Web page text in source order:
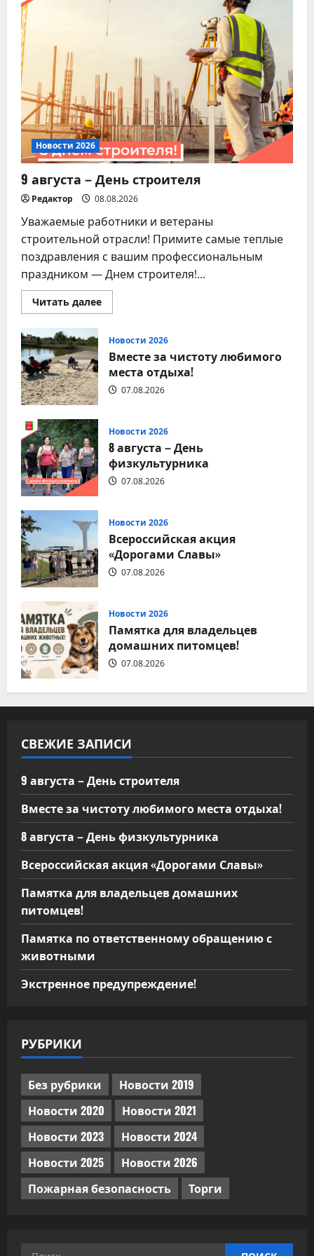
Памятка для владельцев
домашних питомцев!
07.08.2026
Новости 2026
9 августа – День строителя
Редактор 08.08.2026
Уважаемые работники и ветераны
строительной отрасли! Примите самые теплые
поздравления с вашим профессиональным
праздником — Днем строителя!...
Читать далееПрочитать
больше
августа
День
строителя
Новости 2026
Вместе за чистоту любимого
места отдыха!
07.08.2026
Новости 2026
8 августа – День
физкультурника
07.08.2026
Новости 2026
Всероссийская акция
«Дорогами Славы»
07.08.2026
Новости 2026
Памятка для владельцев
домашних питомцев!
07.08.2026
СВЕЖИЕ ЗАПИСИ
9 августа – День строителя
Вместе за чистоту любимого места отдыха!
8 августа – День физкультурника
Всероссийская акция «Дорогами Славы»
Памятка для владельцев домашних
питомцев!
Памятка по ответственному обращению с
животными
Экстренное предупреждение!
РУБРИКИ
Без рубрики
Новости 2019
Новости 2020
Новости 2021
Новости 2023
Новости 2024
Новости 2025
Новости 2026
Пожарная безопасность
Торги
Найти: